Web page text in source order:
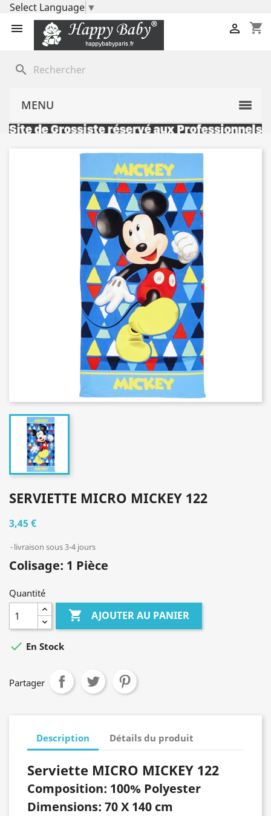
Select Language ▼
 shopping_cart

search
MENU
SERVIETTE MICRO MICKEY 122
3,45 €
livraison sous 3-4 jours
Colisage: 1 Pièce
Quantité
 AJOUTER AU PANIER
 En Stock
Partager
Description Détails du produit
Serviette MICRO MICKEY 122
Composition: 100% Polyester
Dimensions: 70 X 140 cm